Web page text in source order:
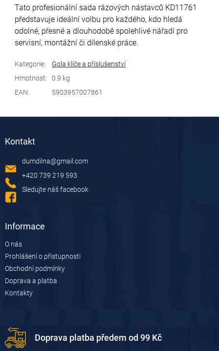
Tato profesionální sada rázových nástavců KD11761
představuje ideální volbu pro každého, kdo hledá
odolné, přesné a dlouhodobě spolehlivé nářadí pro
servisní, montážní či dílenské práce.
Kategorie:
Gola klíče a příslušenství
Hmotnost:
0.9 kg
EAN: 5903957007861
Kontakt
dumdilna@gmail.com
+420 739 219 593
Sledujte náš facebook
Informace
O nás
Prohlášení o přístupnosti
Obchodní podmínky
Doprava a platba
Kontakty
Doprava platba předem od 99 Kč